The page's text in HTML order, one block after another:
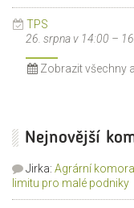
TPS
26. srpna v 14:00 –
Zobrazit všechny
Nejnovější
Jirka: Agrární
limitu pro malé podniky